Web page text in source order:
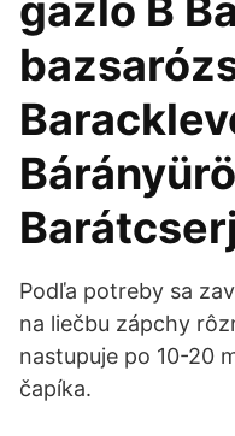
gázló B
Podľa potreby sa
na liečbu zápchy
nastupuje po 10-20
čapíka.